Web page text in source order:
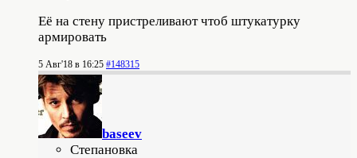
Её на стену пристреливают чтоб штукатурку
армировать
5 Авг'18 в 16:25 #148315
baseev
Степановка